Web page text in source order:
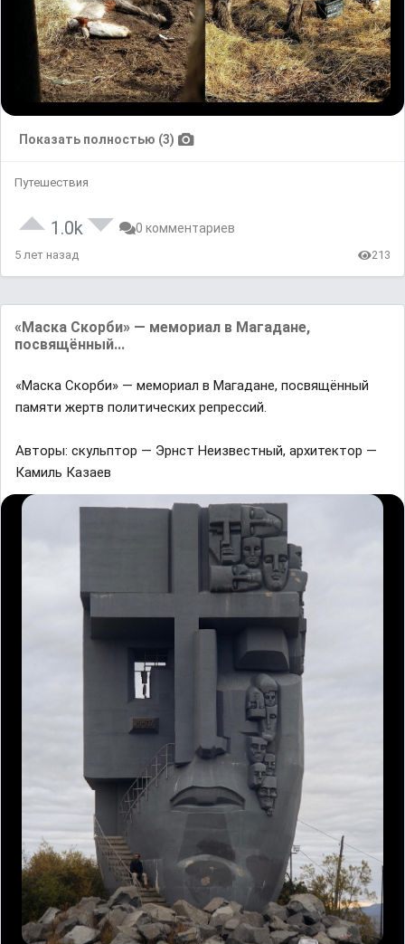
Показать полностью (3)
Путешествия
1.0k 0 комментариев
5 лет назад 213
«Маска Скорби» — мемориал в Магадане,
посвящённый...
«Маска Скорби» — мемориал в Магадане, посвящённый
памяти жертв политических репрессий.
Авторы: скульптор — Эрнст Неизвестный, архитектор —
Камиль Казаев